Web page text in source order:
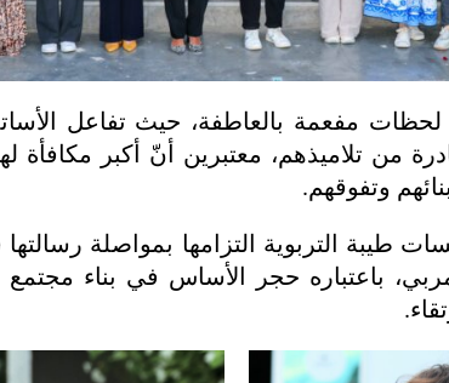
لحظات مفعمة بالعاطفة، حيث تفاعل
من تلاميذهم، معتبرين أنّ أكبر مكافأة
وتفوقهم.
طيبة التربوية التزامها بمواصلة
باعتباره حجر الأساس في بناء